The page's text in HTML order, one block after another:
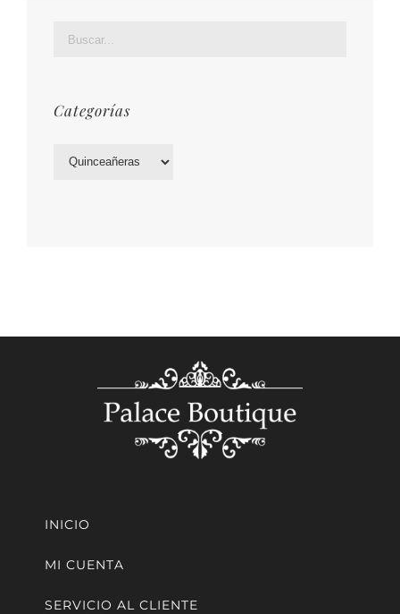
Categorías
INICIO
MI CUENTA
SERVICIO AL CLIENTE